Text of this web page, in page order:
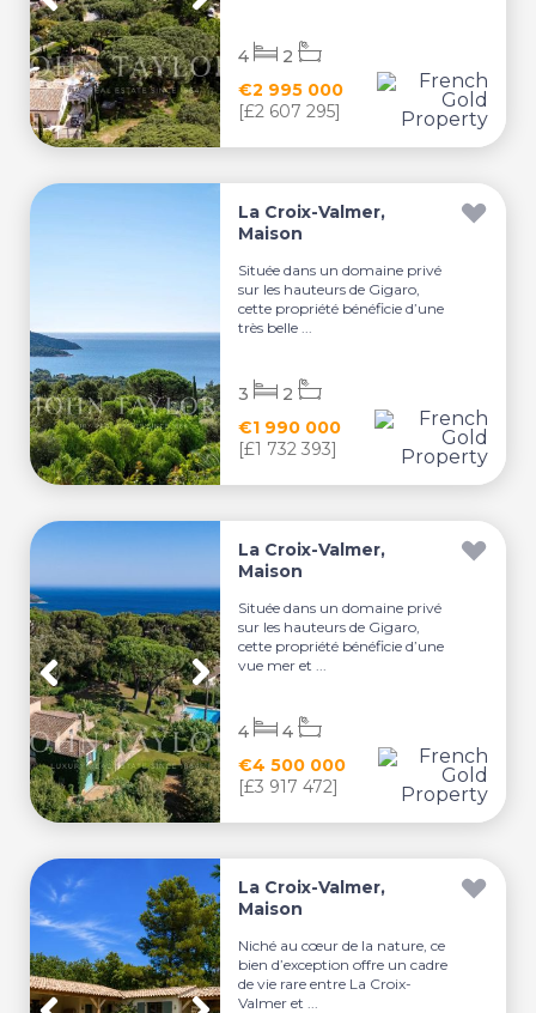
€2 995 000
[£2 607 295]
4 2
La Croix-Valmer,
Maison
Située dans un domaine privé
sur les hauteurs de Gigaro,
cette propriété bénéficie d’une
très belle ...
€1 990 000
[£1 732 393]
3 2
La Croix-Valmer,
Maison
Située dans un domaine privé
sur les hauteurs de Gigaro,
cette propriété bénéficie d’une
vue mer et ...
€4 500 000
[£3 917 472]
4 4
La Croix-Valmer,
Maison
Niché au cœur de la nature, ce
bien d’exception offre un cadre
de vie rare entre La Croix-
Valmer et ...